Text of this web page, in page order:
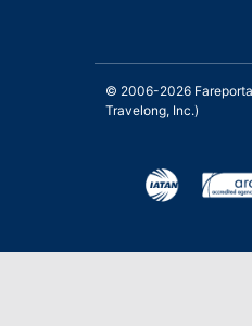
© 2006-2026
Travelong, Inc.)